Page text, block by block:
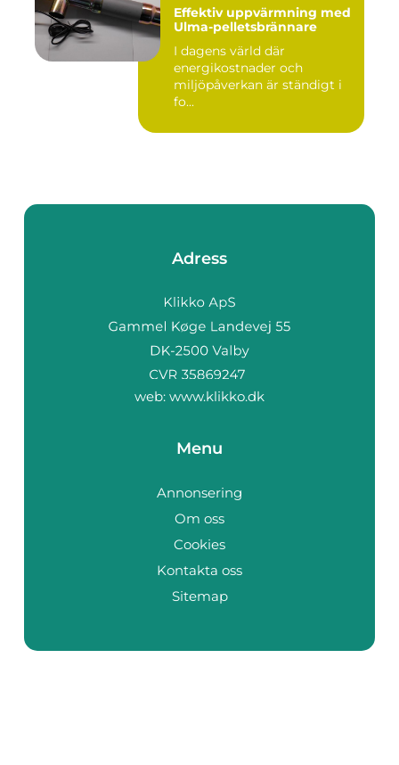
Effektiv uppvärmning med
Ulma-pelletsbrännare
I dagens värld där
energikostnader och
miljöpåverkan är ständigt i
fo...
Adress
web: www.klikko.dk
Menu
Annonsering
Om oss
Cookies
Kontakta oss
Sitemap